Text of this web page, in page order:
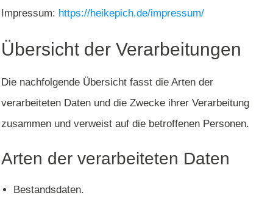
Impressum: https://heikepich.de/impressum/
Übersicht der Verarbeitungen
Die nachfolgende Übersicht fasst die Arten der
verarbeiteten Daten und die Zwecke ihrer Verarbeitung
zusammen und verweist auf die betroffenen Personen.
Arten der verarbeiteten Daten
Bestandsdaten.